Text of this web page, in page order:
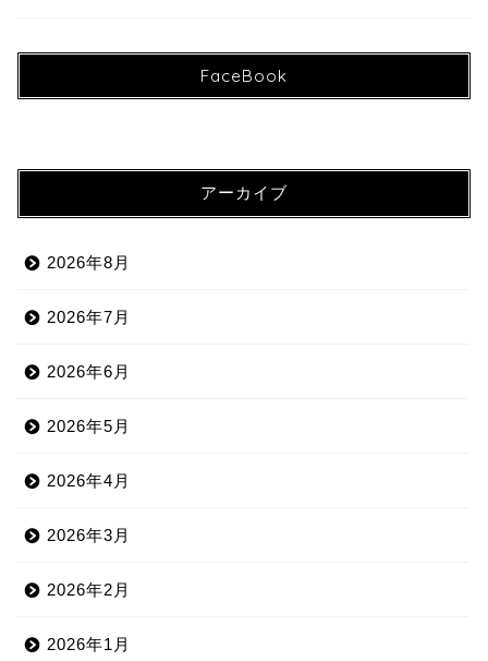
FaceBook
アーカイブ
2026年8月
2026年7月
2026年6月
2026年5月
2026年4月
2026年3月
2026年2月
2026年1月